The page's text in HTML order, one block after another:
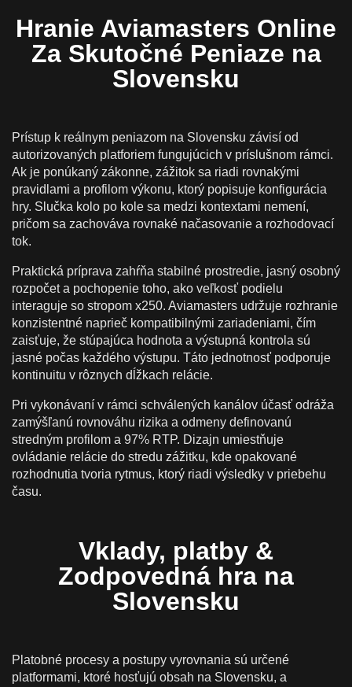
Hranie Aviamasters Online
Za Skutočné Peniaze na
Slovensku
Prístup k reálnym peniazom na Slovensku závisí od
autorizovaných platforiem fungujúcich v príslušnom rámci.
Ak je ponúkaný zákonne, zážitok sa riadi rovnakými
pravidlami a profilom výkonu, ktorý popisuje konfigurácia
hry. Slučka kolo po kole sa medzi kontextami nemení,
pričom sa zachováva rovnaké načasovanie a rozhodovací
tok.
Praktická príprava zahŕňa stabilné prostredie, jasný osobný
rozpočet a pochopenie toho, ako veľkosť podielu
interaguje so stropom x250. Aviamasters udržuje rozhranie
konzistentné naprieč kompatibilnými zariadeniami, čím
zaisťuje, že stúpajúca hodnota a výstupná kontrola sú
jasné počas každého výstupu. Táto jednotnosť podporuje
kontinuitu v rôznych dĺžkach relácie.
Pri vykonávaní v rámci schválených kanálov účasť odráža
zamýšľanú rovnováhu rizika a odmeny definovanú
stredným profilom a 97% RTP. Dizajn umiestňuje
ovládanie relácie do stredu zážitku, kde opakované
rozhodnutia tvoria rytmus, ktorý riadi výsledky v priebehu
času.
Vklady, platby &
Zodpovedná hra na
Slovensku
Platobné procesy a postupy vyrovnania sú určené
platformami, ktoré hosťujú obsah na Slovensku, a